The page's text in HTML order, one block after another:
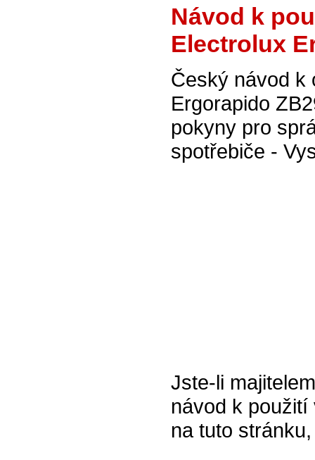
Návod k
Electrolux
Český návod k
Ergorapido
pokyny pro
spotřebiče -
Jste-li
návod k
na tuto